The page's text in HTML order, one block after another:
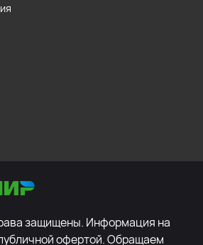
защищены. Информация на
офертой. Обращаем